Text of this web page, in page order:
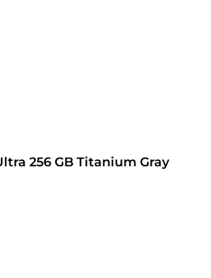
256 GB Titanium Gray